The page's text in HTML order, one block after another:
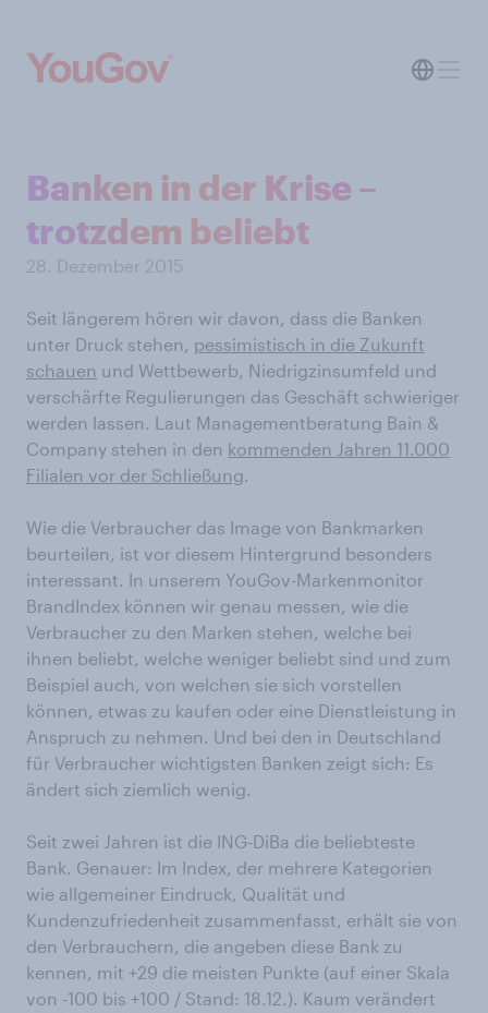
Banken in der Krise –
trotzdem beliebt
28. Dezember 2015
Seit längerem hören wir davon, dass die Banken
unter Druck stehen, pessimistisch in die Zukunft
schauen und Wettbewerb, Niedrigzinsumfeld und
verschärfte Regulierungen das Geschäft schwieriger
werden lassen. Laut Managementberatung Bain &
Company stehen in den kommenden Jahren 11.000
Filialen vor der Schließung.
Wie die Verbraucher das Image von Bankmarken
beurteilen, ist vor diesem Hintergrund besonders
interessant. In unserem YouGov-Markenmonitor
BrandIndex können wir genau messen, wie die
Verbraucher zu den Marken stehen, welche bei
ihnen beliebt, welche weniger beliebt sind und zum
Beispiel auch, von welchen sie sich vorstellen
können, etwas zu kaufen oder eine Dienstleistung in
Anspruch zu nehmen. Und bei den in Deutschland
für Verbraucher wichtigsten Banken zeigt sich: Es
ändert sich ziemlich wenig.
Seit zwei Jahren ist die ING-DiBa die beliebteste
Bank. Genauer: Im Index, der mehrere Kategorien
wie allgemeiner Eindruck, Qualität und
Kundenzufriedenheit zusammenfasst, erhält sie von
den Verbrauchern, die angeben diese Bank zu
kennen, mit +29 die meisten Punkte (auf einer Skala
von -100 bis +100 / Stand: 18.12.). Kaum verändert